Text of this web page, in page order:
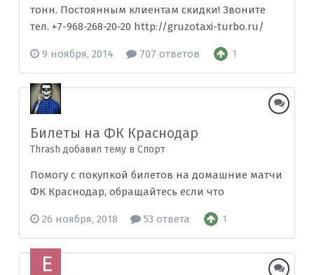
тонн. Постоянным клиентам скидки! Звоните
тел. +7-968-268-20-20 http://gruzotaxi-turbo.ru/
9 ноября, 2014 707 ответов 1
Билеты на ФК Краснодар
Thrash добавил тему в Спорт
Помогу с покупкой билетов на домашние матчи
ФК Краснодар, обращайтесь если что
26 ноября, 2018 53 ответа 1